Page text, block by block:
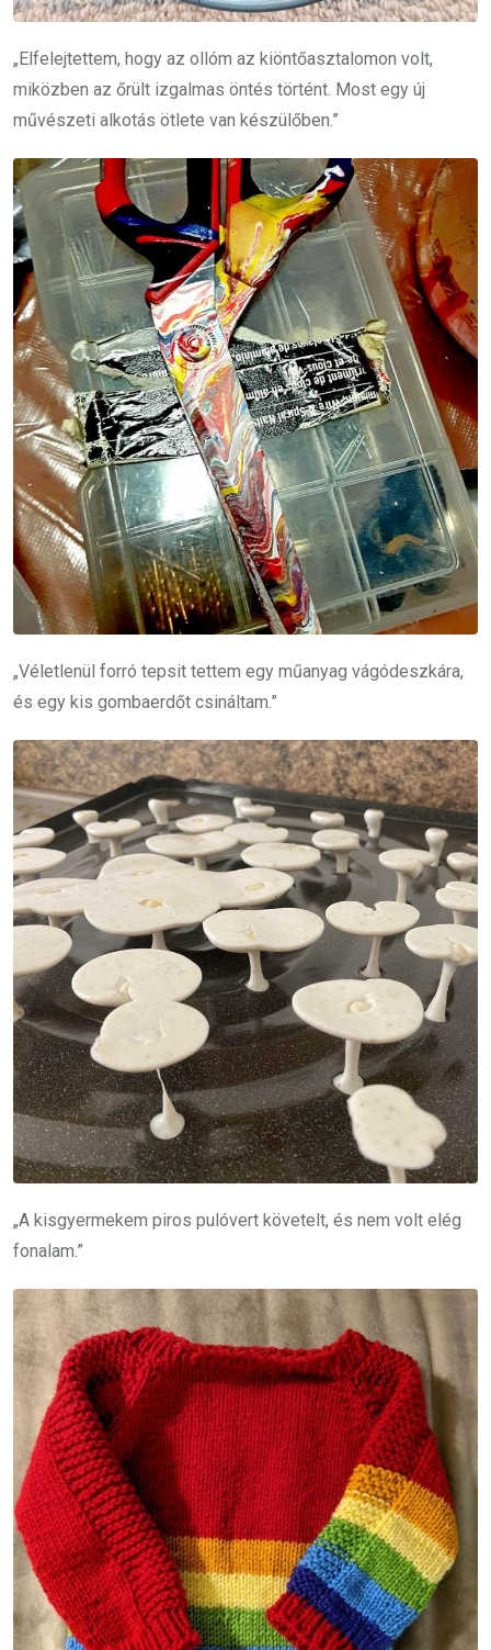
„Elfelejtettem, hogy az ollóm az kiöntőasztalomon volt,
miközben az őrült izgalmas öntés történt. Most egy új
művészeti alkotás ötlete van készülőben.”
„Véletlenül forró tepsit tettem egy műanyag vágódeszkára,
és egy kis gombaerdőt csináltam.”
„A kisgyermekem piros pulóvert követelt, és nem volt elég
fonalam.”